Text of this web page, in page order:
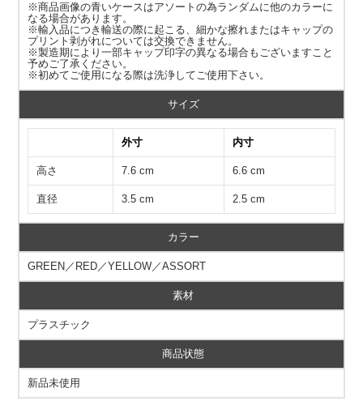
※商品画像の青いケースはアソートの為ランダムに他のカラーに
なる場合があります。
※輸入品につき輸送の際に起こる、細かな擦れまたはキャップの
プリント剥がれについては交換できません。
※製造期により一部キャップ印字の異なる場合もございますこと
予めご了承ください。
※初めてご使用になる際は洗浄してご使用下さい。
サイズ
外寸 内寸
高さ 7.6 cm 6.6 cm
直径 3.5 cm 2.5 cm
カラー
GREEN／RED／YELLOW／ASSORT
素材
プラスチック
商品状態
新品未使用